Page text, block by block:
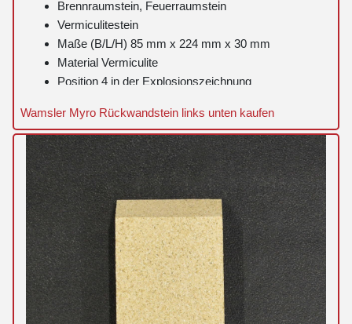
Brennraumstein, Feuerraumstein
Vermiculitestein
Maße (B/L/H) 85 mm x 224 mm x 30 mm
Material Vermiculite
Position 4 in der Explosionszeichnung
Wamsler Myro Rückwandstein links unten kaufen